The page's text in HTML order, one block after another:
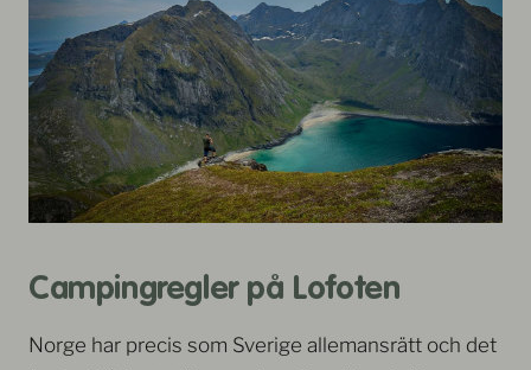
Campingregler på Lofoten
Norge har precis som Sverige allemansrätt och det